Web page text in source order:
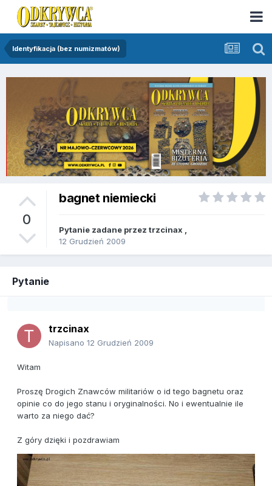
Identyfikacja (bez numizmatów)
0
bagnet niemiecki
Pytanie zadane przez trzcinax
12 Grudzień 2009
Pytanie
trzcinax
Napisano 12 Grudzień 2009
Witam
Proszę Drogich Znawców militariów o id tego bagnetu oraz
opinie co do jego stanu i oryginalności. No i ewentualnie ile
warto za niego dać?
Z góry dzięki i pozdrawiam